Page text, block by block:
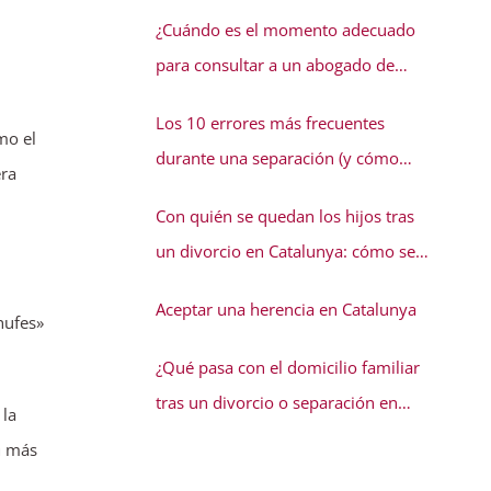
el
más
¿Cuándo es el momento adecuado
para consultar a un abogado de
Los 10 errores más frecuentes
durante una separación (y cómo
Con quién se quedan los hijos tras
un divorcio en Catalunya: cómo se
Aceptar una herencia en Catalunya
¿Qué pasa con el domicilio familiar
tras un divorcio o separación en